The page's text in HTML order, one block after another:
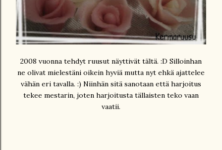
2008 vuonna tehdyt ruusut näyttivät tältä. :D Silloinhan
ne olivat mielestäni oikein hyviä mutta nyt ehkä ajattelee
vähän eri tavalla. :) Niinhän sitä sanotaan että harjoitus
tekee mestarin, joten harjoitusta tällaisten teko vaan
vaatii.